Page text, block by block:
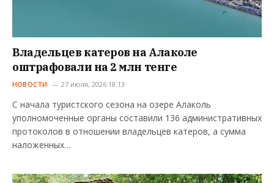
Владельцев катеров на Алаколе
оштрафовали на 2 млн тенге
НОВОСТИ 27 июля, 2026 18:13
С начала туристского сезона на озере Алаколь
уполномоченные органы составили 136 административных
протоколов в отношении владельцев катеров, а сумма
наложенных…